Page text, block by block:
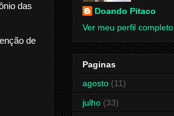
das
de
Doando Pitaco
Ver meu perfil completo
Paginas
agosto (11)
julho (33)